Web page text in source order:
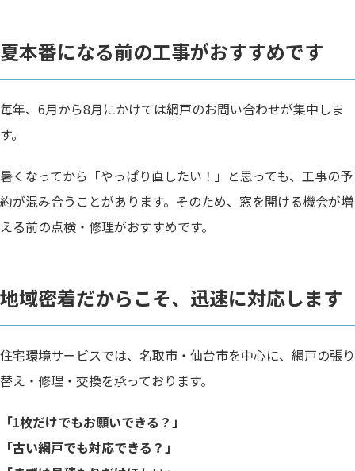
夏本番になる前の工事がおすすめです
毎年、6月から8月にかけては網戸のお問い合わせが集中しま
す。
暑くなってから「やっぱり直したい！」と思っても、工事の予
約が混み合うことがあります。そのため、窓を開ける機会が増
える前の点検・修理がおすすめです。
地域密着だからこそ、迅速に対応します
住宅環境サービスでは、名取市・仙台市を中心に、網戸の張り
替え・修理・交換を承っております。
「1枚だけでもお願いできる？」
「古い網戸でも対応できる？」